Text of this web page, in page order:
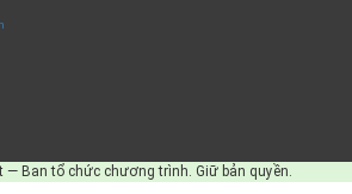
Ban tổ chức chương trình. Giữ bản quyền.